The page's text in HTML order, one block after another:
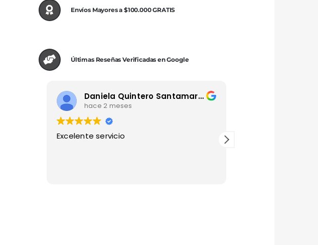
Envíos Mayores a $100.000 GRATIS
Últimas Reseñas Verificadas en Google
Daniela Quintero Santamaria
hace 2 meses
Excelente servicio